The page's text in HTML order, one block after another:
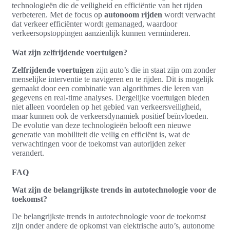
technologieën die de veiligheid en efficiëntie van het rijden
verbeteren. Met de focus op autonoom rijden wordt verwacht
dat verkeer efficiënter wordt gemanaged, waardoor
verkeersopstoppingen aanzienlijk kunnen verminderen.
Wat zijn zelfrijdende voertuigen?
Zelfrijdende voertuigen zijn auto’s die in staat zijn om zonder
menselijke interventie te navigeren en te rijden. Dit is mogelijk
gemaakt door een combinatie van algorithmes die leren van
gegevens en real-time analyses. Dergelijke voertuigen bieden
niet alleen voordelen op het gebied van verkeersveiligheid,
maar kunnen ook de verkeersdynamiek positief beïnvloeden.
De evolutie van deze technologieën belooft een nieuwe
generatie van mobiliteit die veilig en efficiënt is, wat de
verwachtingen voor de toekomst van autorijden zeker
verandert.
FAQ
Wat zijn de belangrijkste trends in autotechnologie voor de
toekomst?
De belangrijkste trends in autotechnologie voor de toekomst
zijn onder andere de opkomst van elektrische auto’s, autonome